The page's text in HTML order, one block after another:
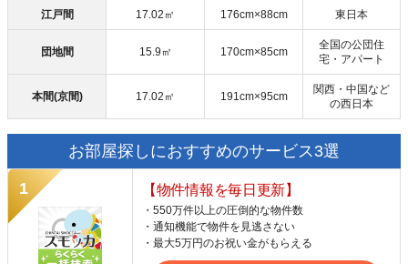
江戸間 17.02㎡ 176cm×88cm 東日本
団地間 15.9㎡ 170cm×85cm
全国の公団住
宅・アパート
本間(京間) 17.02㎡ 191cm×95cm
関西・中国など
の西日本
お部屋探しにおすすめのサービス3選
【物件情報を毎日更新】
・550万件以上の圧倒的な物件数
・通知機能で物件を見逃さない
・最大5万円のお祝い金がもらえる